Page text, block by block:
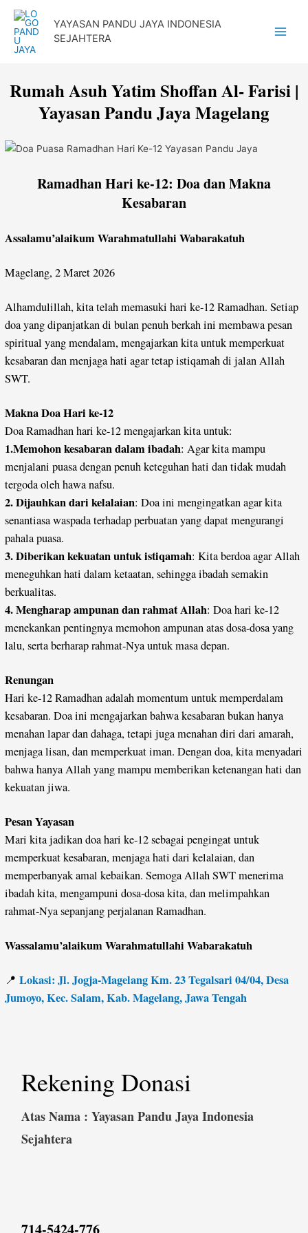
Lewati
konten
YAYASAN PANDU JAYA INDONESIA
SEJAHTERA
Rumah Asuh Yatim Shoffan Al- Farisi |
Yayasan Pandu Jaya Magelang
Ramadhan Hari ke-12: Doa dan Makna
Kesabaran
Assalamu’alaikum Warahmatullahi Wabarakatuh
Magelang, 2 Maret 2026
Alhamdulillah, kita telah memasuki hari ke-12 Ramadhan. Setiap
doa yang dipanjatkan di bulan penuh berkah ini membawa pesan
spiritual yang mendalam, mengajarkan kita untuk memperkuat
kesabaran dan menjaga hati agar tetap istiqamah di jalan Allah
SWT.
Makna Doa Hari ke-12
Doa Ramadhan hari ke-12 mengajarkan kita untuk:
1.Memohon kesabaran dalam ibadah: Agar kita mampu
menjalani puasa dengan penuh keteguhan hati dan tidak mudah
tergoda oleh hawa nafsu.
2. Dijauhkan dari kelalaian: Doa ini mengingatkan agar kita
senantiasa waspada terhadap perbuatan yang dapat mengurangi
pahala puasa.
3. Diberikan kekuatan untuk istiqamah: Kita berdoa agar Allah
meneguhkan hati dalam ketaatan, sehingga ibadah semakin
berkualitas.
4. Mengharap ampunan dan rahmat Allah: Doa hari ke-12
menekankan pentingnya memohon ampunan atas dosa-dosa yang
lalu, serta berharap rahmat-Nya untuk masa depan.
Renungan
Hari ke-12 Ramadhan adalah momentum untuk memperdalam
kesabaran. Doa ini mengajarkan bahwa kesabaran bukan hanya
menahan lapar dan dahaga, tetapi juga menahan diri dari amarah,
menjaga lisan, dan memperkuat iman. Dengan doa, kita menyadari
bahwa hanya Allah yang mampu memberikan ketenangan hati dan
kekuatan jiwa.
Pesan Yayasan
Mari kita jadikan doa hari ke-12 sebagai pengingat untuk
memperkuat kesabaran, menjaga hati dari kelalaian, dan
memperbanyak amal kebaikan. Semoga Allah SWT menerima
ibadah kita, mengampuni dosa-dosa kita, dan melimpahkan
rahmat-Nya sepanjang perjalanan Ramadhan.
Wassalamu’alaikum Warahmatullahi Wabarakatuh
📍 Lokasi: Jl. Jogja-Magelang Km. 23 Tegalsari 04/04, Desa
Jumoyo, Kec. Salam, Kab. Magelang, Jawa Tengah
Rekening Donasi
Atas Nama : Yayasan Pandu Jaya Indonesia
Sejahtera
714-5424-776